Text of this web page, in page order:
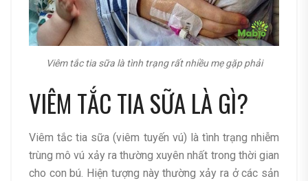
Viêm tắc tia sữa là tình trạng rất nhiều mẹ gặp phải
VIÊM TẮC TIA SỮA LÀ GÌ?
Viêm tắc tia sữa (viêm tuyến vú) là tình trạng nhiễm
trùng mô vú xảy ra thường xuyên nhất trong thời gian
cho con bú. Hiện tượng này thường xảy ra ở các sản